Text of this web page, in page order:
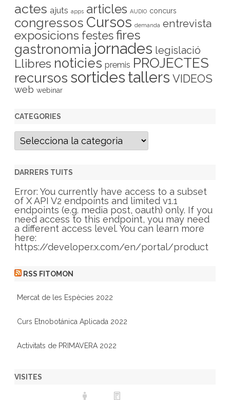
actes ajuts apps articles AUDIO concurs
congressos Cursos demanda entrevista
exposicions festesfires
gastronomia jornades legislació
Llibres noticies premis PROJECTES
recursos sortides tallers VIDEOS
web webinar
CATEGORIES
C
t
g
r
i
e
s
DARRERS TUITS
Error: You currently have access to a subset
of X API V2 endpoints and limited v1.1
endpoints (e.g. media post, oauth) only. If you
need access to this endpoint, you may need
a different access level. You can learn more
here:
https://developer.x.com/en/portal/product
RSS FITOMON
Mercat de les Espècies 2022
Curs Etnobotánica Aplicada 2022
Activitats de PRIMAVERA 2022
VISITES